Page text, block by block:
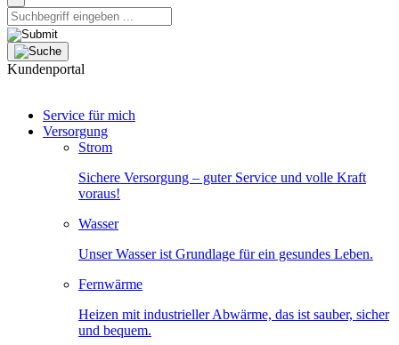
Kundenportal
Service für mich
Versorgung
Strom
Sichere Versorgung – guter Service und volle Kraft
voraus!
Wasser
Unser Wasser ist Grundlage für ein gesundes Leben.
Fernwärme
Heizen mit industrieller Abwärme, das ist sauber, sicher
und bequem.